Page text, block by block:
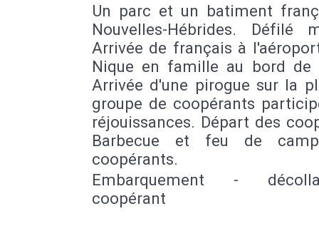
Un parc et un batiment
Nouvelles-Hébrides. Défilé
Arrivée de français à
Nique en famille au bord de
Arrivée d'une pirogue sur la
groupe de coopérants
réjouissances. Départ des
Barbecue et feu de
coopérants.
Embarquement -
coopérant